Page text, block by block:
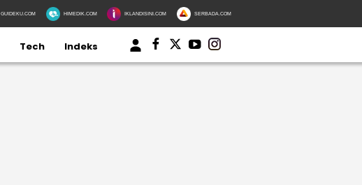
GUIDEKU.COM HIMEDIK.COM IKLANDISINI.COM SERBADA.COM
Tech Indeks